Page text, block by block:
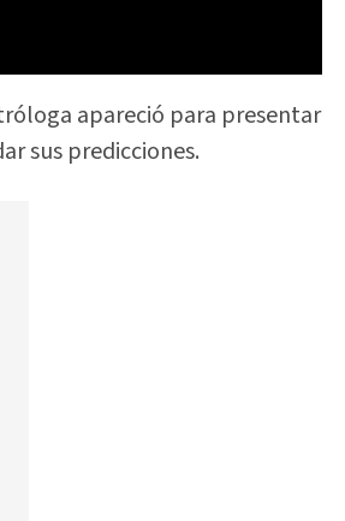
apareció para presentar
sus predicciones.